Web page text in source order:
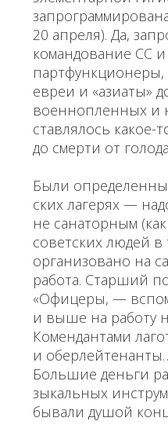
20 апреля). Да,
командование СС
партфункционеры,
евреи и «азиаты»
военнопленных и
ставлялось
до смерти от
Были
ских лагерях —
не санаторным
советских людей
организовано на
работа. Старший
«Офицеры, —
и выше на работу
Комендантами
и
Большие деньги
зыкальных
бывали душой